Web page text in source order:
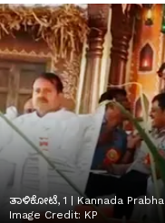
ತಾಳಿಕೋಟೆ, 1 | Kannada Prabha
Image Credit: KP